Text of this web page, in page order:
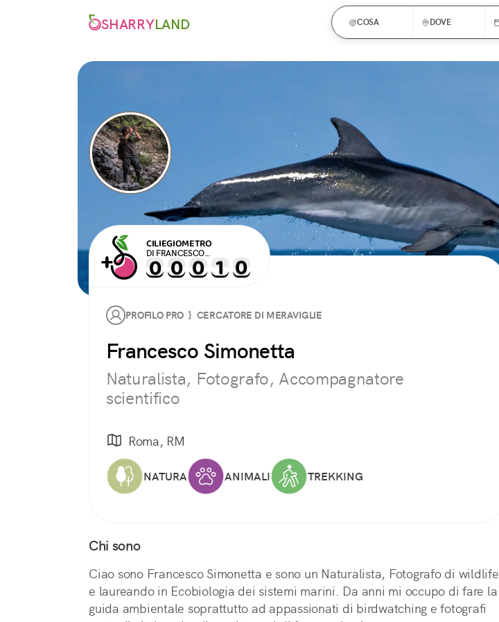
SHARRYLAND COSA DOVE
CILIEGIOMETRO
DI FRANCESCO
SIMONETTA
PROFILO PRO } CERCATORE DI MERAVIGLIE
Francesco Simonetta
Naturalista, Fotografo, Accompagnatore
scientifico
Roma, RM
NATURA ANIMALI TREKKING
Chi sono
Ciao sono Francesco Simonetta e sono un Naturalista, Fotografo di wildlife
e laureando in Ecobiologia dei sistemi marini. Da anni mi occupo di fare la
guida ambientale soprattutto ad appassionati di birdwatching e fotografi